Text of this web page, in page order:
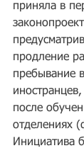
приняла в
продление
пребывание
после
отделениях
Инициатива